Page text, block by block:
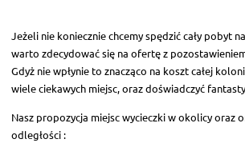
Jeżeli nie koniecznie chcemy spędzić cały pobyt
warto zdecydować się na ofertę z
Gdyż nie wpłynie to znacząco na koszt całej
wiele ciekawych miejsc, oraz doświadczyć
Nasz propozycja miejsc wycieczki w okolicy oraz
odległości :